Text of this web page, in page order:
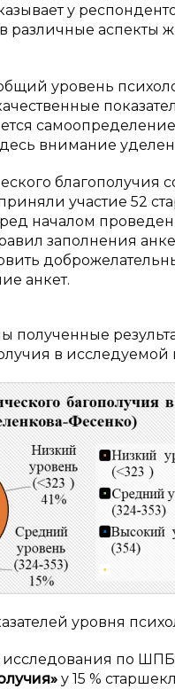
у
различные
уровень
внимание
участие 52
началом
заполнения
анкет.
полученные
в исследуемой
уровня
исследования по
у 15 %